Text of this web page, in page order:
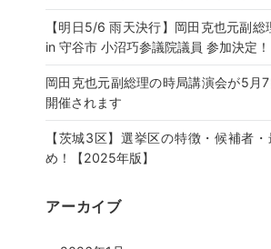
【明日5/6 雨天決行】岡田克也元副総
in 守谷市 小沼巧参議院議員 参加決定！
岡田克也元副総理の時局講演会が5月
開催されます
【茨城3区】選挙区の特徴・候補者
め！【2025年版】
アーカイブ